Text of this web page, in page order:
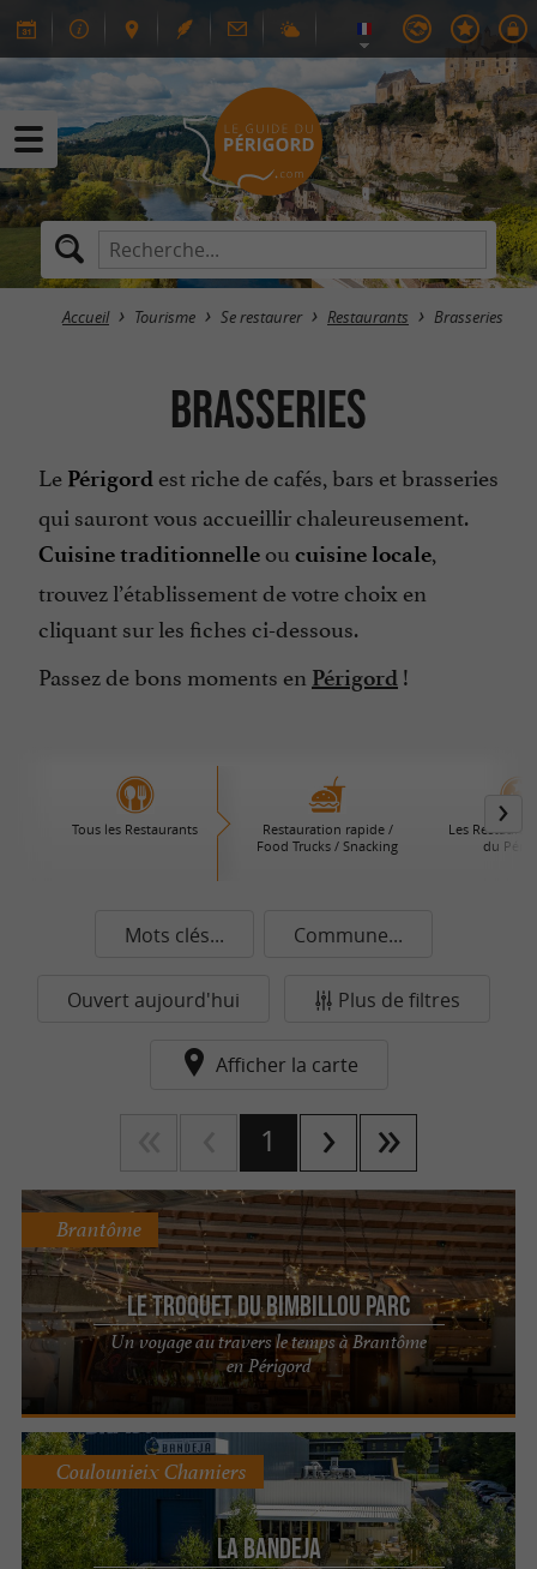
Accueil Tourisme Se restaurer Restaurants Brasseries
Brasseries
Le Périgord est riche de cafés, bars et brasseries
qui sauront vous accueillir chaleureusement.
Cuisine traditionnelle ou cuisine locale,
trouvez l’établissement de votre choix en
cliquant sur les fiches ci-dessous.
Passez de bons moments en Périgord !
Tous les Restaurants
Restauration rapide /
Food Trucks / Snacking
Les
du
Mots clés... Commune...
Ouvert aujourd'hui Plus de filtres
Afficher la carte
1
Le Troquet du Bimbillou Parc
Un voyage au travers le temps à Brantôme
en Périgord
Brantôme
La Bandeja
Coulounieix Chamiers